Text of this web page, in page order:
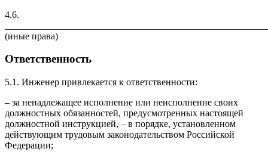
4.6.
(иные права)
Ответственность
5.1. Инженер привлекается к ответственности:
– за ненадлежащее исполнение или неисполнение своих
должностных обязанностей, предусмотренных настоящей
должностной инструкцией, – в порядке, установленном
действующим трудовым законодательством Российской
Федерации;